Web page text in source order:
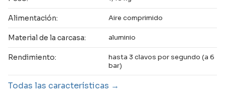
Alimentación: Aire comprimido
Material de la carcasa: aluminio
Rendimiento:
hasta 3 clavos por segundo (a 6
bar)
Todas las características